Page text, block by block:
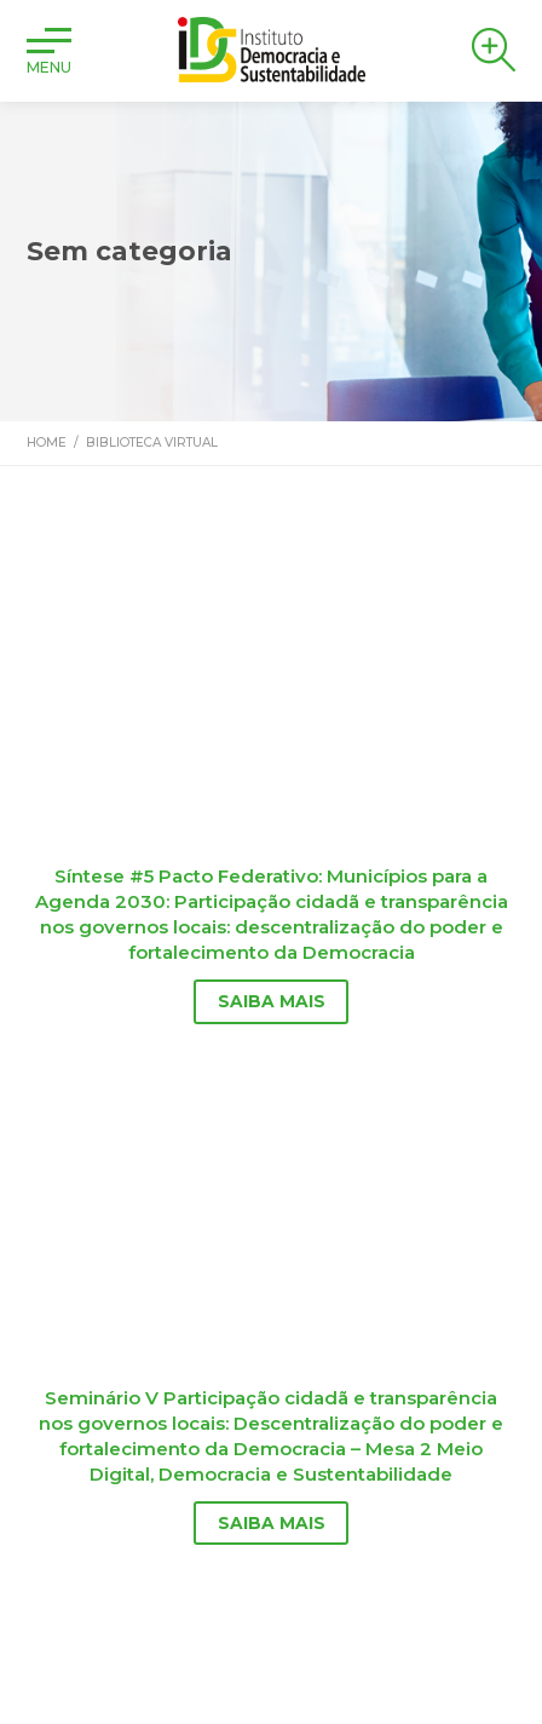
MENU
Sem categoria
HOME / BIBLIOTECA VIRTUAL
Síntese #5 Pacto Federativo: Municípios para a
Agenda 2030: Participação cidadã e transparência
nos governos locais: descentralização do poder e
fortalecimento da Democracia​
SAIBA MAIS
Seminário V Participação cidadã e transparência
nos governos locais: Descentralização do poder e
fortalecimento da Democracia – Mesa 2 Meio
Digital, Democracia e Sustentabilidade
SAIBA MAIS